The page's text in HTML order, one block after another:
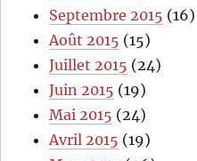
Septembre 2015 (16)
Août 2015 (15)
Juillet 2015 (24)
Juin 2015 (19)
Mai 2015 (24)
Avril 2015 (19)